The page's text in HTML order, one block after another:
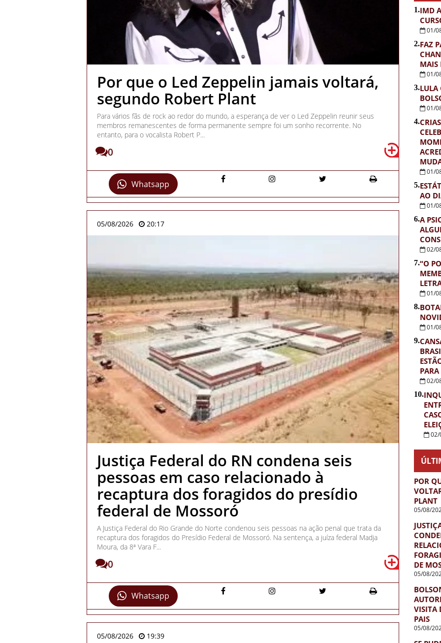
Por que o Led Zeppelin jamais voltará,
segundo Robert Plant
Para vários fãs de rock ao redor do mundo, a esperança de ver o Led Zeppelin reunir seus
membros remanescentes de forma permanente sempre foi um sonho recorrente. No
entanto, para o vocalista Robert P...
0
Whatsapp
05/08/2026 20:17
Justiça Federal do RN condena seis
pessoas em caso relacionado à
recaptura dos foragidos do presídio
federal de Mossoró
A Justiça Federal do Rio Grande do Norte condenou seis pessoas na ação penal que trata da
recaptura dos foragidos do Presídio Federal de Mossoró. Na sentença, a juíza federal Madja
Moura, da 8ª Vara F...
0
Whatsapp
05/08/2026 19:39
1.IMD
01/
2.FAZ
MAIS
01/
3.LULA
01/
4.
01/
5.
AO
01/
6.A
02/
7.“O
01/
8.
01/
9.
02/
10.
02/
POR
PLANT
05/08/
DE
05/08/
VISITA
PAIS
05/08/